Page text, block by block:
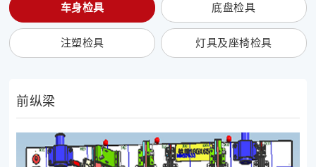
车身检具 底盘检具
注塑检具 灯具及座椅检具
前纵梁